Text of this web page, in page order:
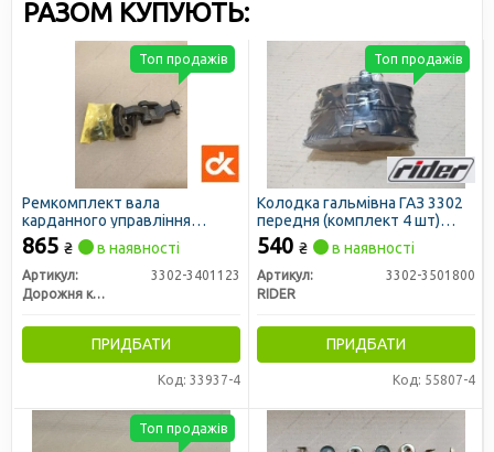
РАЗОМ КУПУЮТЬ:
Ремкомплект вала
карданного управління
рульового ГАЗ 3302, ГАЗЕЛЬ
(ніжня частина) (ДК)
865 ₴ в наявності
Артикул:
3302-3401123
Дорожня карта
ПРИДБАТИ
Код: 33937-4
Топ продажів
Колодка гальмівна ГАЗ 3302
передня (комплект 4 шт)
(RIDER)
540 ₴ в наявності
Артикул:
3302-3501800
RIDER
ПРИДБАТИ
Код: 55807-4
Топ продажів
Топ продажів